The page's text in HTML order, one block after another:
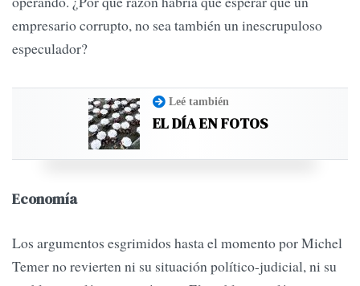
empresario corrupto, no sea también un inescrupuloso
especulador?
Leé también
EL DÍA EN FOTOS
Economía
Los argumentos esgrimidos hasta el momento por Michel
Temer no revierten ni su situación político-judicial, ni su